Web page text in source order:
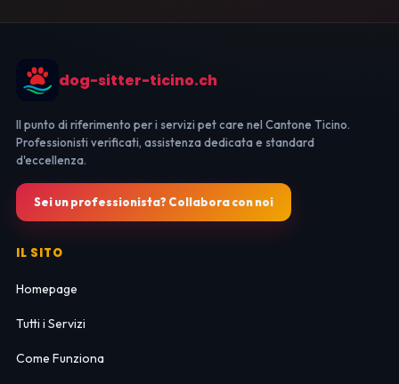
dog-sitter-ticino.ch
Il punto di riferimento per i servizi pet care nel Cantone Ticino.
Professionisti verificati, assistenza dedicata e standard
d'eccellenza.
Sei un professionista? Collabora con noi
IL SITO
Homepage
Tutti i Servizi
Come Funziona